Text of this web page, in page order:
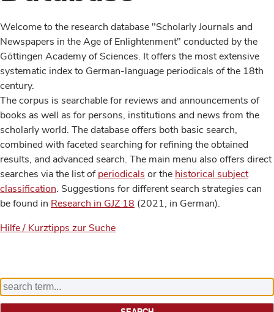
Welcome to the research database "Scholarly Journals and
Newspapers in the Age of Enlightenment" conducted by the
Göttingen Academy of Sciences. It offers the most extensive
systematic index to German-language periodicals of the 18th
century.
The corpus is searchable for reviews and announcements of
books as well as for persons, institutions and news from the
scholarly world. The database offers both basic search,
combined with faceted searching for refining the obtained
results, and advanced search. The main menu also offers direct
searches via the list ofperiodicals or the historical subject
classification. Suggestions for different search strategies can
be found in Research in GJZ 18 (2021, in German).
Hilfe / Kurztipps zur Suche